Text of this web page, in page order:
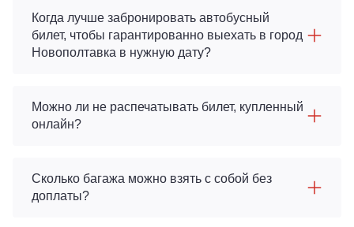
Когда лучше забронировать автобусный
билет, чтобы гарантированно выехать в город
Новополтавка в нужную дату?
Можно ли не распечатывать билет, купленный
онлайн?
Сколько багажа можно взять с собой без
доплаты?